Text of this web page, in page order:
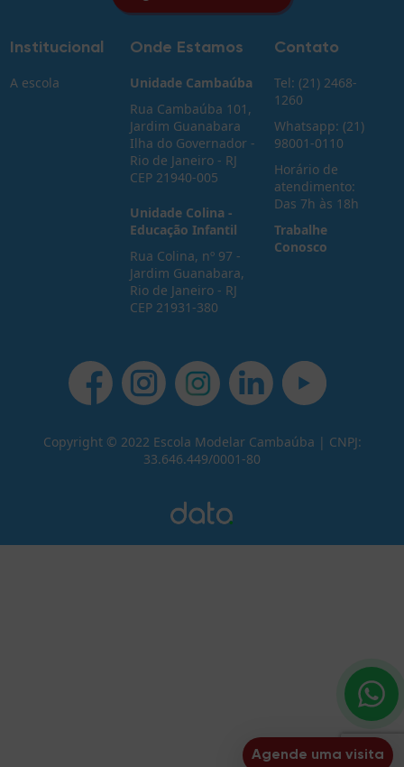
Institucional
A escola
Onde Estamos
Unidade Cambaúba
Rua Cambaúba 101,
Jardim Guanabara
Ilha do Governador -
Rio de Janeiro - RJ
CEP 21940-005
Unidade Colina -
Educação Infantil
Rua Colina, nº 97 -
Jardim Guanabara,
Rio de Janeiro - RJ
CEP 21931-380
Contato
Tel: (21) 2468-
1260
Whatsapp: (21)
98001-0110
Horário de
atendimento:
Das 7h às 18h
Trabalhe
Conosco
Copyright © 2022 Escola Modelar Cambaúba | CNPJ:
33.646.449/0001-80
Agende uma visita